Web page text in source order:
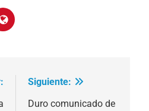
Siguiente:
Duro comunicado de